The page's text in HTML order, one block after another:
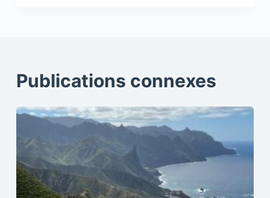
Publications connexes